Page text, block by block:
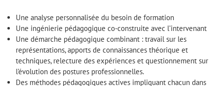
Une analyse personnalisée du besoin de formation
Une ingénierie pédagogique co-construite avec l’intervenant
Une démarche pédagogique combinant : travail sur les
représentations, apports de connaissances théorique et
techniques, relecture des expériences et questionnement sur
l’évolution des postures professionnelles.
Des méthodes pédagogiques actives impliquant chacun dans